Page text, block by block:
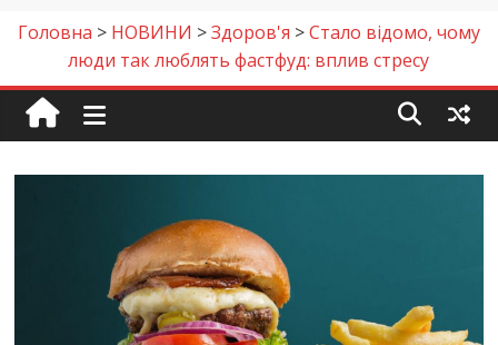
Головна > НОВИНИ >Здоров'я >Стало відомо, чому
люди так люблять фастфуд: вплив стресу